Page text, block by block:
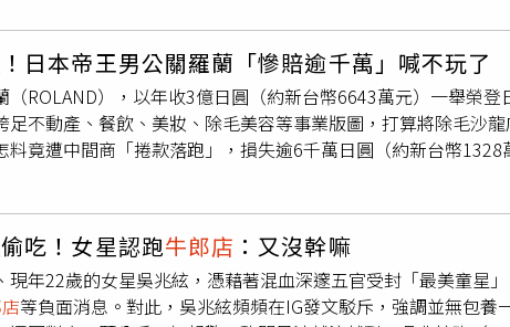
尼比內衣更露，內衣還比較有安全感，比基尼的褲子常常連屁
兩、三年因爲緊張還特地去做胸部的按摩，以及過度減肥反而瘦
接下代言人9年的周曉涵已經習慣穿內衣工作時被注視。（圖
比起往年大肆慶生低調許多，更謹慎的「不吹蠟燭、不唱歌、
怕痛不動卵，對於感情則是隨緣，自嘲：「我看起來太有距離
了主動追愛的年紀，直言：「現在被拒絕很丟臉耶，小時候就
9年的周曉涵已經習慣穿內衣工作時被注視。（圖／許方正攝
間店時，裡面有兩個店員打扮得很潮，很開心跑來跟我打招呼。
惡，可惜了！」就連一直好奇想去的牛郎店也沒機會去。首次和
髮連酬勞都沒拿，但她並不在意，反而覺得一切都很新鮮，
長劇，也和經紀人討論表演角色的新路線，並向各大劇組導演
日本帝王男公關羅蘭「慘賠逾千萬」喊不玩了
ROLAND），以年收3億日圓（約新台幣6643萬元）一舉榮登
足不動產、餐飲、美妝、除毛美容等事業版圖，打算將除毛沙
竟遭中間商「捲款落跑」，損失逾6千萬日圓（約新台幣1328
牌「RBL」打入馬來西亞市場，並落腳距離首都吉隆坡市中
駐多間餐廳、超市、麵包店、美容院，以及各式日本品牌精選
了！」羅蘭8日在YouTube頻道上傳最新影片，透露他再次來
櫃位閒置率偏高，整個商場「鬧空城」。羅蘭指出，原先給
間商，卻發現「RBL」無法依約開幕，想要收手卻被吃掉保證
吃！女星認跑牛郎店 ：又沒幹嘛
年22歲的女星吳兆絃，憑藉著混血深邃五官受封「最美童星
等負面消息。對此，吳兆絃頻頻在IG發文駁斥，強調並無包養